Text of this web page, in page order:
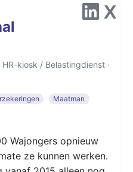
kiosk / Belastingdienst ·
Maatman
Wajongers opnieuw
ze kunnen werken.